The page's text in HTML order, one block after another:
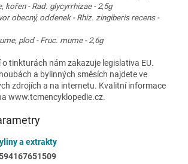
kořen - Rad. glycyrrhizae - 2,5g
obecný, oddenek - Rhiz. zingiberis recens -
plod - Fruc. mume - 2,6g
tinkturách nám zakazuje legislativa EU.
a bylinných směsích najdete ve
zdrojích a na internetu. Kvalitní informace
www.tcmencyklopedie.cz.
a extrakty